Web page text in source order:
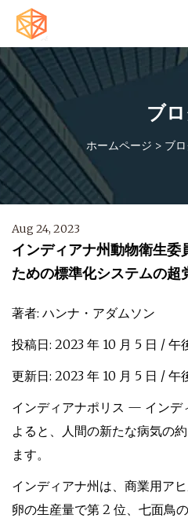
ブ
ホームページ > ブ
Aug 24, 2023
インディアナ州動物衛生委
ための標準化システムの超
著者: ハンナ・アダムソン
投稿日: 2023 年 10 月 5 日 / 午
更新日: 2023 年 10 月 5 日 / 午
インディアナポリス — インデ
よると、人間の新たな病気の
ます。
インディアナ州は、商業用ア
卵の生産量で第 2 位、七面鳥